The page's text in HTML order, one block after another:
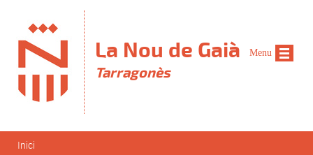
La Nou de Gaià
Tarragonès
Esteu aquí
Inici
Menu